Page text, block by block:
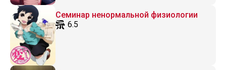
Семинар ненормальной физиологии
6.5